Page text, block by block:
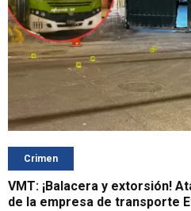
Crimen
VMT: ¡Balacera y extorsión!
de la empresa de transporte